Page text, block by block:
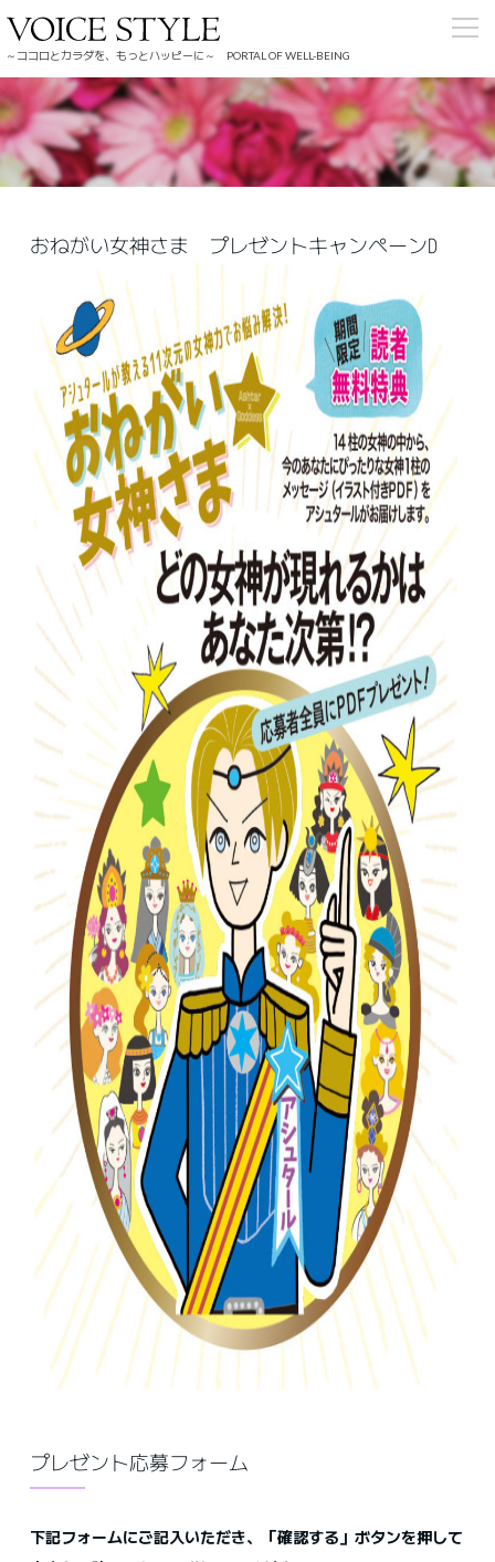
～ココロとカラダを、もっとハッピーに～ PORTAL OF WELL-BEING
おねがい女神さま プレゼントキャンペーンD
プレゼント応募フォーム
下記フォームにご記入いただき、「確認する」ボタンを押して